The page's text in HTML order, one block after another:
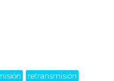
retransmisión